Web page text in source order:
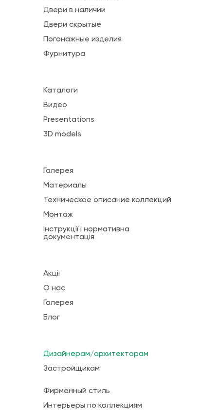
Двери в наличии
Двери скрытые
Погонажные изделия
Фурнитура
Каталоги
Видео
Presentations
3D models
Галерея
Материалы
Техническое описание коллекций
Монтаж
Інструкції і нормативна
документація
Акції
О нас
Галерея
Блог
Дизайнерам/архитекторам
Застройщикам
Фирменный стиль
Интерьеры по коллекциям